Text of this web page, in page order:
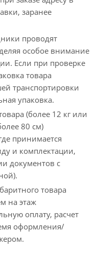
заранее
проводят
особое внимание
Если при проверке
товара
транспортировки
упаковка.
(более 12 кг или
80 см)
принимается
и комплектации,
документов с
товара
на этаж
оплату, расчет
оформления/